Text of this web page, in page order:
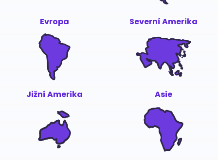
Evropa Severní Amerika
Jižní Amerika Asie